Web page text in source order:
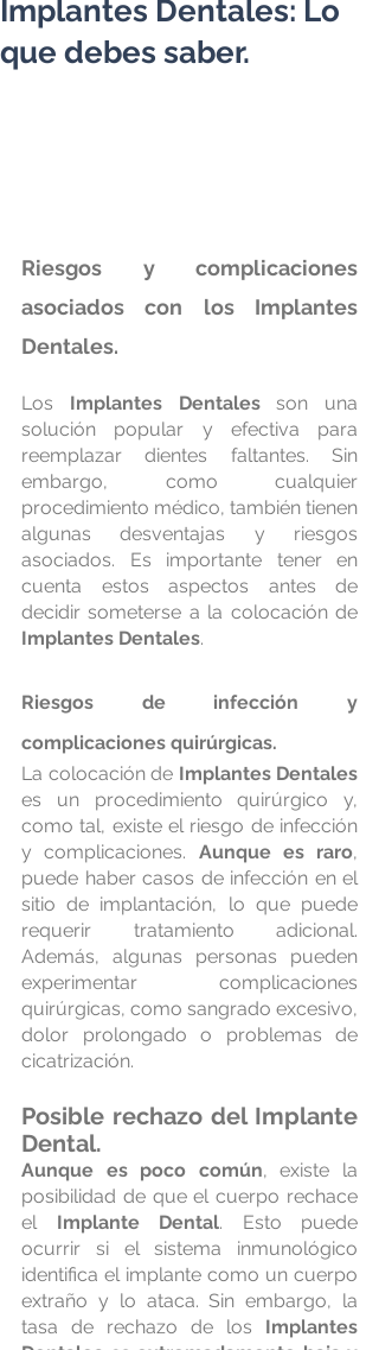
Implantes Dentales: Lo
que debes saber.
Riesgos y complicaciones
asociados con los Implantes
Dentales.
Los Implantes Dentales son una
solución popular y efectiva para
reemplazar dientes faltantes. Sin
embargo, como cualquier
procedimiento médico, también tienen
algunas desventajas y riesgos
asociados. Es importante tener en
cuenta estos aspectos antes de
Implantes Dentales.
Riesgos de infección y
complicaciones quirúrgicas.
La colocación de Implantes Dentales
es un procedimiento quirúrgico y,
como tal, existe el riesgo de infección
y complicaciones. Aunque es raro,
puede haber casos de infección en el
sitio de implantación, lo que puede
requerir tratamiento adicional.
Además, algunas personas pueden
experimentar complicaciones
quirúrgicas, como sangrado excesivo,
dolor prolongado o problemas de
cicatrización.
Posible rechazo del Implante
Dental.
Aunque es poco común, existe la
posibilidad de que el cuerpo rechace
el Implante Dental. Esto puede
ocurrir si el sistema inmunológico
identifica el implante como un cuerpo
extraño y lo ataca. Sin embargo, la
tasa de rechazo de los Implantes